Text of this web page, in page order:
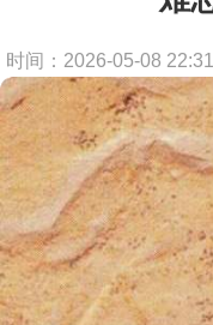
时间：2026-05-08